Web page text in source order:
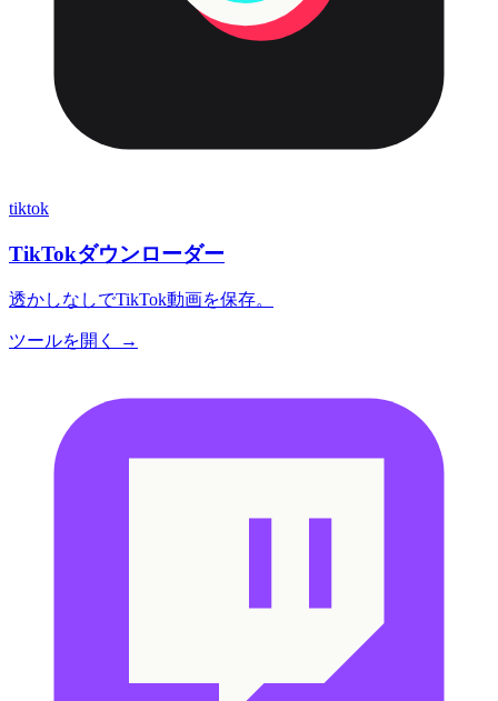
tiktok
TikTokダウンローダー
透かしなしでTikTok動画を保存。
ツールを開く →